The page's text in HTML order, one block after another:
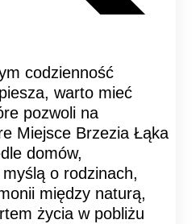
codzienność
warto mieć
pozwoli na
Miejsce Brzezia Łąka
domów,
o rodzinach,
między naturą,
życia w pobliżu